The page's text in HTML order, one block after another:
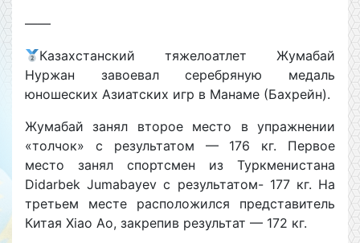
——
Казахстанский тяжелоатлет Жумабай
Нуржан завоевал серебряную медаль
юношеских Азиатских игр в Манаме (Бахрейн).
Жумабай занял второе место в упражнении
«толчок» с результатом — 176 кг. Первое
место занял спортсмен из Туркменистана
Didarbek Jumabayev с результатом- 177 кг. На
третьем месте расположился представитель
Китая Xiao Ao, закрепив результат — 172 кг.